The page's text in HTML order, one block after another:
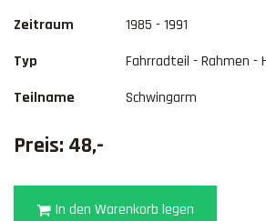
Zeitraum
1985 - 1991
Typ
Fahrradteil - Rahmen -
Teilname
Schwingarm
Preis: 48,-
In den Warenkorb legen